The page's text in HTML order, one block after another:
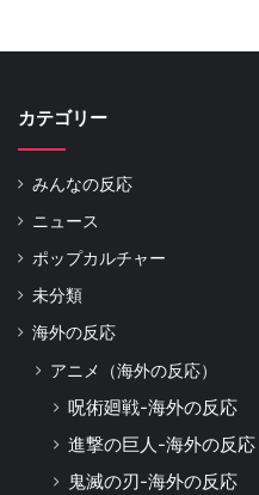
カテゴリー
みんなの反応
ニュース
ポップカルチャー
未分類
海外の反応
アニメ（海外の反応）
呪術廻戦-海外の反応
進撃の巨人-海外の反応
鬼滅の刃-海外の反応